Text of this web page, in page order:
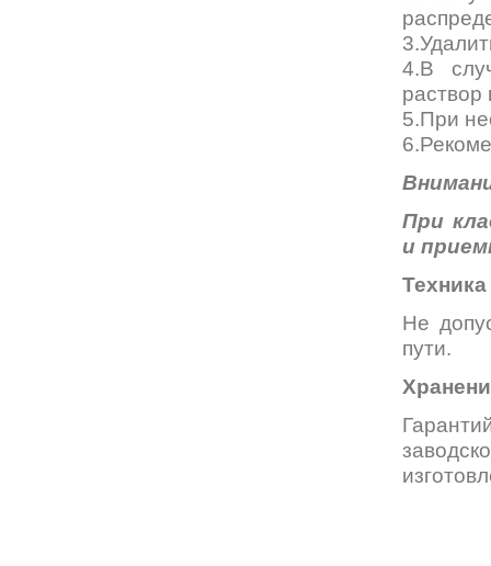
4.В
раствор
5.При
При
и
Не
пути.